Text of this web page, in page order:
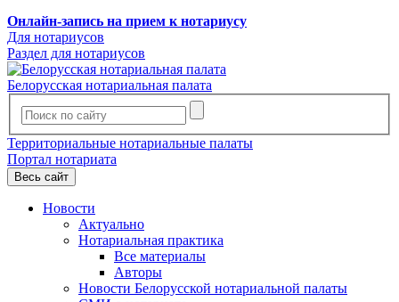
Онлайн-запись на прием к нотариусу
Для нотариусов
Раздел для нотариусов
Белорусская нотариальная палата
Территориальные нотариальные палаты
Портал нотариата
Весь сайт
Новости
Актуально
Нотариальная практика
Все материалы
Авторы
Новости Белорусской нотариальной палаты